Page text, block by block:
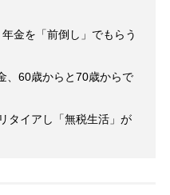
金を「前倒し」でもらう
、60歳からと70歳からで
タイアし「無税生活」が